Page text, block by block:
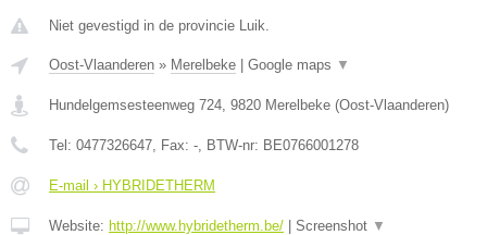
Niet gevestigd in de provincie Luik.
Oost-Vlaanderen » Merelbeke Google maps ▼
Hundelgemsesteenweg 724, 9820 Merelbeke (Oost-Vlaanderen)
Tel: 0477326647, Fax: -, BTW-nr: BE0766001278
E-mail › HYBRIDETHERM
Website: http://www.hybridetherm.be/ Screenshot ▼